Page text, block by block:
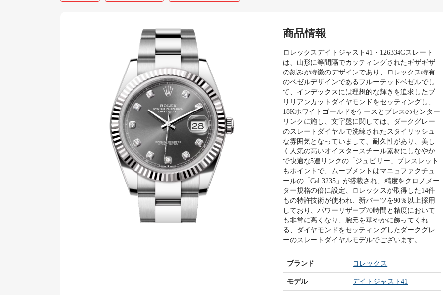
商品情報
ロレックスデイトジャスト41・126334Gスレート
は、山形に等間隔でカッティングされたギザギザ
の刻みが特徴のデザインであり、ロレックス特有
のベゼルデザインであるフルーテッドベゼルでし
て、インデックスには理想的な輝きを追求したブ
リリアンカットダイヤモンドをセッティングし、
18Kホワイトゴールドをケースとブレスのセンター
リンクに施し、文字盤に関しては、ダークグレー
のスレートダイヤルで洗練されたスタイリッシュ
な雰囲気となっていまして、耐久性があり、美し
く人気の高いオイスタースチール素材にしなやか
で快適な5連リンクの「ジュビリー」ブレスレット
もポイントで、ムーブメントはマニュファクチュ
ールの「Cal.3235」が搭載され、精度をクロノメー
ター規格の倍に設定、ロレックスが取得した14件
もの特許技術が使われ、新パーツを90％以上採用
しており、パワーリザーブ70時間と精度において
も非常に高くなり、腕元を華やかに飾ってくれ
る、ダイヤモンドをセッティングしたダークグレ
ーのスレートダイヤルモデルでございます。
ブランド ロレックス
モデル デイトジャスト41